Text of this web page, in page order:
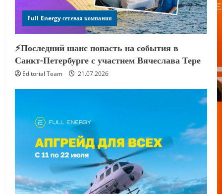
Full Energy сетевая компания
⚡️Последний шанс попасть на события в
Санкт-Петербурге с участием Вячеслава Тере
Editorial Team 21.07.2026